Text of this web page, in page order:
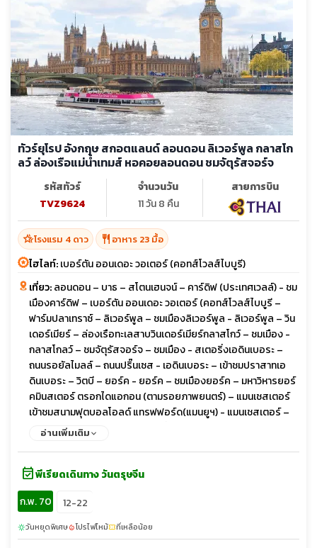
ทัวร์ยุโรป อังกฤษ สกอตแลนด์ ลอนดอน ลิเวอร์พูล กลาสโก
ลว์ ล่องเรือแม่น้ำเทมส์ หอคอยลอนดอน ชมจัตุรัสจอร์จ
รหัสทัวร์
TVZ9624
จำนวนวัน
11 วัน 8 คืน
สายการบิน
hotel_classโรงแรม 4 ดาว restaurant อาหาร 23 มื้อ
ไฮไลท์:เบอร์ตัน ออนเดอะ วอเตอร์ (คอทส์โวลส์ไบบูรี)
เที่ยว:ลอนดอน – บาธ – สโตนเฮนจน์ – คาร์ดิฟ (ประเทศเวลล์) - ชม
เมืองคาร์ดิฟ – เบอร์ตัน ออนเดอะ วอเตอร์ (คอทส์โวลส์ไบบูรี –
ฟาร์มปลาเทราซ์ – ลิเวอร์พูล – ชมเมืองลิเวอร์พูล - ลิเวอร์พูล – วิน
เดอร์เมียร์ – ล่องเรือทะเลสาบวินเดอร์เมียร์กลาสโกว์ – ชมเมือง -
กลาสโกลว์ – ชมจัตุรัสจอร์จ – ชมเมือง - สเตอริ่งเอดินเบอระ –
ถนนรอยัลไมลล์ – ถนนปริ๊นเซส - เอดินเบอระ – เข้าชมปราสาทเอ
ดินเบอระ – วิตบี – ยอร์ค - ยอร์ค – ชมเมืองยอร์ค – มหาวิหารยอร์
คมินสเตอร์ ตรอกไดแอกอน (ตามรอยภาพยนตร์) – แมนเชสเตอร์
เข้าชมสนามฟุตบอลโอลด์ แทรฟฟอร์ด(แมนยูฯ) - แมนเชสเตอร์ –
สแตทฟอร์ด อพอน เอวอน – ช้อปปิ้งเอาท์เลต - ลอนดอน - เข้าชม
ลอนดอน – ชมมหานครลอนดอนชิมเป็ดย่างโฟร์ซีซั่น – ช้อปปิ้งถนนอ๊
อกฟอร์ด
อ่านเพิ่มเติม
event_availableพีเรียดเดินทาง วันตรุษจีน
ก.พ. 70
12-22
sunnyวันหยุดพิเศษlocal_fire_departmentโปรไฟไหม้confirmation_numberที่เหลือน้อย